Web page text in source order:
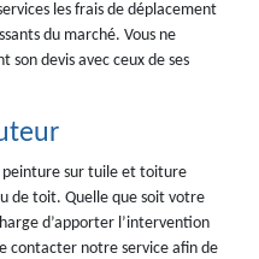
les frais de déplacement
du marché. Vous ne
son devis avec ceux de ses
peinture sur tuile et toiture
de toit. Quelle que soit votre
d’apporter l’intervention
contacter notre service afin de